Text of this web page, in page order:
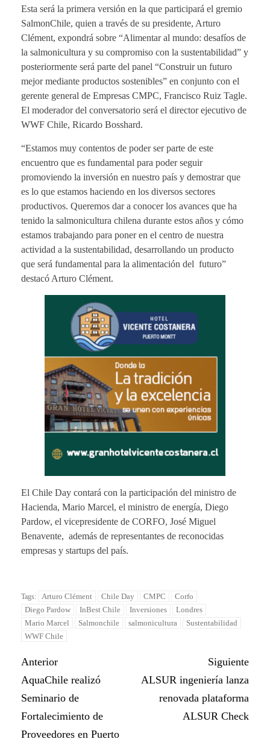
Esta será la primera versión en la que participará el gremio
SalmonChile, quien a través de su presidente, Arturo
Clément, expondrá sobre “Alimentar al mundo: desafíos de
la salmonicultura y su compromiso con la sustentabilidad” y
posteriormente será parte del panel “Construir un futuro
mejor mediante productos sostenibles” en conjunto con el
gerente general de Empresas CMPC, Francisco Ruiz Tagle.
El moderador del conversatorio será el director ejecutivo de
WWF Chile, Ricardo Bosshard.
“Estamos muy contentos de poder ser parte de este
encuentro que es fundamental para poder seguir
promoviendo la inversión en nuestro país y demostrar que
es lo que estamos haciendo en los diversos sectores
productivos. Queremos dar a conocer los avances que ha
tenido la salmonicultura chilena durante estos años y cómo
estamos trabajando para poner en el centro de nuestra
actividad a la sustentabilidad, desarrollando un producto
que será fundamental para la alimentación del futuro”
destacó Arturo Clément.
El Chile Day contará con la participación del ministro de
Hacienda, Mario Marcel, el ministro de energía, Diego
Pardow, el vicepresidente de CORFO, José Miguel
Benavente, además de representantes de reconocidas
empresas y startups del país.
Tags: Arturo Clément Chile Day CMPC
Corfo
Diego Pardow
InBest Chile Inversiones
Londres
Mario Marcel
Salmonchile salmonicultura
Sustentabilidad
WWF Chile
Anterior
AquaChile realizó
Seminario de
Fortalecimiento de
Proveedores en Puerto
Siguiente
ALSUR ingeniería lanza
renovada plataforma
ALSUR Check